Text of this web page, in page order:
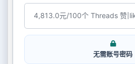
无需账号密码